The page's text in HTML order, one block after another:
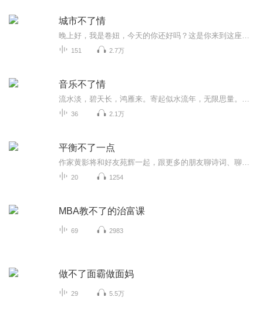
城市不了情
151 2.7万
音乐不了情
36 2.1万
平衡不了一点
20 1254
MBA教不了的治富课
69 2983
做不了面霸做面妈
29 5.5万